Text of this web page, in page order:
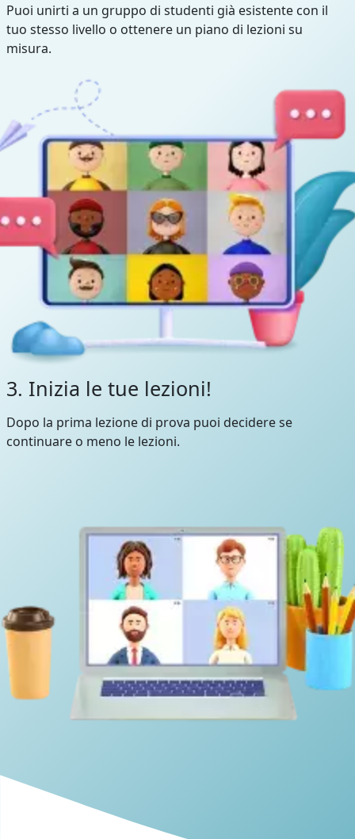
Puoi unirti a un gruppo di studenti già esistente con il
tuo stesso livello o ottenere un piano di lezioni su
misura.
3. Inizia le tue lezioni!
Dopo la prima lezione di prova puoi decidere se
continuare o meno le lezioni.